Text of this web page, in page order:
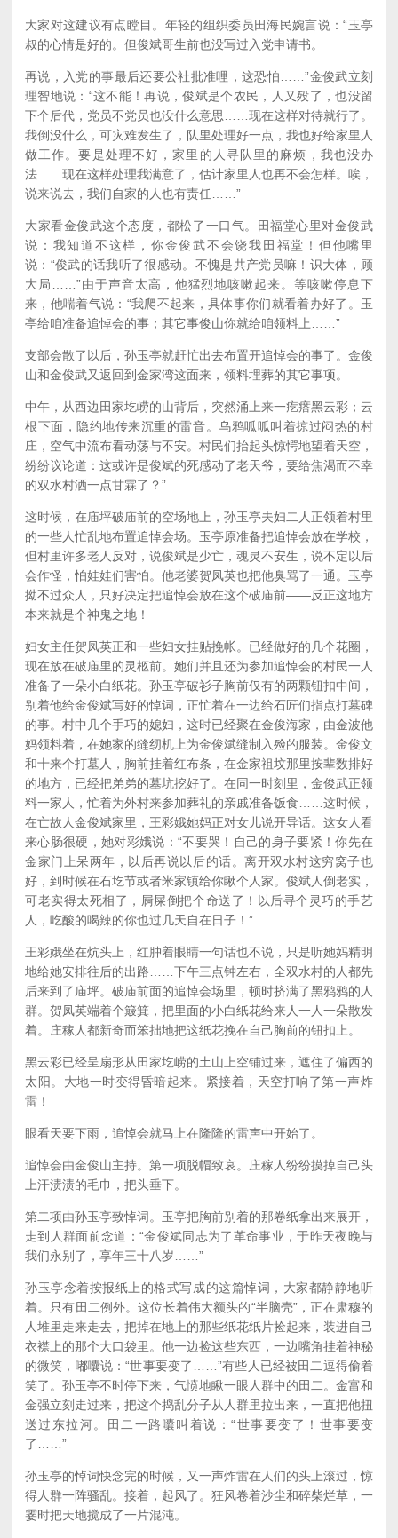
大家对这建议有点瞠目。年轻的组织委员田海民婉言说：“玉亭
叔的心情是好的。但俊斌哥生前也没写过入党申请书。
再说，入党的事最后还要公社批准哩，这恐怕……”金俊武立刻
理智地说：“这不能！再说，俊斌是个农民，人又殁了，也没留
下个后代，党员不党员也没什么意思……现在这样对待就行了。
我倒没什么，可灾难发生了，队里处理好一点，我也好给家里人
做工作。要是处理不好，家里的人寻队里的麻烦，我也没办
法……现在这样处理我满意了，估计家里人也再不会怎样。唉，
说来说去，我们自家的人也有责任……”
大家看金俊武这个态度，都松了一口气。田福堂心里对金俊武
说：我知道不这样，你金俊武不会饶我田福堂！但他嘴里
说：“俊武的话我听了很感动。不愧是共产党员嘛！识大体，顾
大局……”由于声音太高，他猛烈地咳嗽起来。等咳嗽停息下
来，他喘着气说：“我爬不起来，具体事你们就看着办好了。玉
亭给咱准备追悼会的事；其它事俊山你就给咱领料上……”
支部会散了以后，孙玉亭就赶忙出去布置开追悼会的事了。金俊
山和金俊武又返回到金家湾这面来，领料埋葬的其它事项。
中午，从西边田家圪崂的山背后，突然涌上来一疙瘩黑云彩；云
根下面，隐约地传来沉重的雷音。乌鸦呱呱叫着掠过闷热的村
庄，空气中流布看动荡与不安。村民们抬起头惊愕地望着天空，
纷纷议论道：这或许是俊斌的死感动了老天爷，要给焦渴而不幸
的双水村洒一点甘霖了？”
这时候，在庙坪破庙前的空场地上，孙玉亭夫妇二人正领着村里
的一些人忙乱地布置追悼会场。玉亭原准备把追悼会放在学校，
但村里许多老人反对，说俊斌是少亡，魂灵不安生，说不定以后
会作怪，怕娃娃们害怕。他老婆贺凤英也把他臭骂了一通。玉亭
拗不过众人，只好决定把追悼会放在这个破庙前——反正这地方
本来就是个神鬼之地！
妇女主任贺凤英正和一些妇女挂贴挽帐。已经做好的几个花圈，
现在放在破庙里的灵柩前。她们并且还为参加追悼会的村民一人
准备了一朵小白纸花。孙玉亭破衫子胸前仅有的两颗钮扣中间，
别着他给金俊斌写好的悼词，正忙着在一边给石匠们指点打墓碑
的事。村中几个手巧的媳妇，这时已经聚在金俊海家，由金波他
妈领料着，在她家的缝纫机上为金俊斌缝制入殓的服装。金俊文
和十来个打墓人，胸前挂着红布条，在金家祖坟那里按辈数排好
的地方，已经把弟弟的墓坑挖好了。在同一时刻里，金俊武正领
料一家人，忙着为外村来参加葬礼的亲戚准备饭食……这时候，
在亡故人金俊斌家里，王彩娥她妈正对女儿说开导话。这女人看
来心肠很硬，她对彩娥说：“不要哭！自己的身子要紧！你先在
金家门上呆两年，以后再说以后的话。离开双水村这穷窝子也
好，到时候在石圪节或者米家镇给你瞅个人家。俊斌人倒老实，
可老实得太死相了，屙屎倒把个命送了！以后寻个灵巧的手艺
人，吃酸的喝辣的你也过几天自在日子！”
王彩娥坐在炕头上，红肿着眼睛一句话也不说，只是听她妈精明
地给她安排往后的出路……下午三点钟左右，全双水村的人都先
后来到了庙坪。破庙前面的追悼会场里，顿时挤满了黑鸦鸦的人
群。贺凤英端着个簸箕，把里面的小白纸花给来人一人一朵散发
着。庄稼人都新奇而笨拙地把这纸花挽在自己胸前的钮扣上。
黑云彩已经呈扇形从田家圪崂的土山上空铺过来，遮住了偏西的
太阳。大地一时变得昏暗起来。紧接着，天空打响了第一声炸
雷！
眼看天要下雨，追悼会就马上在隆隆的雷声中开始了。
追悼会由金俊山主持。第一项脱帽致哀。庄稼人纷纷摸掉自己头
上汗渍渍的毛巾，把头垂下。
第二项由孙玉亭致悼词。玉亭把胸前别着的那卷纸拿出来展开，
走到人群面前念道：“金俊斌同志为了革命事业，于昨天夜晚与
我们永别了，享年三十八岁……”
孙玉亭念着按报纸上的格式写成的这篇悼词，大家都静静地听
着。只有田二例外。这位长着伟大额头的“半脑壳”，正在肃穆的
人堆里走来走去，把掉在地上的那些纸花纸片捡起来，装进自己
衣襟上的那个大口袋里。他一边捡这些东西，一边嘴角挂着神秘
的微笑，嘟囔说：“世事要变了……”有些人已经被田二逗得偷着
笑了。孙玉亭不时停下来，气愤地瞅一眼人群中的田二。金富和
金强立刻走过来，把这个捣乱分子从人群里拉出来，一直把他扭
送过东拉河。田二一路囔叫着说：“世事要变了！世事要变
了……”
孙玉亭的悼词快念完的时候，又一声炸雷在人们的头上滚过，惊
得人群一阵骚乱。接着，起风了。狂风卷着沙尘和碎柴烂草，一
霎时把天地搅成了一片混沌。